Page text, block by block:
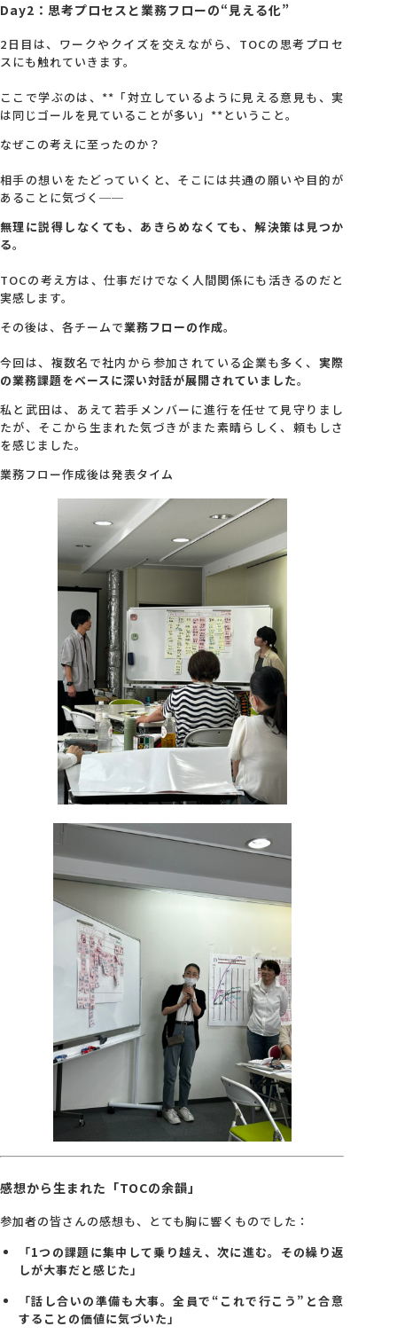
Day2：思考プロセスと業務フローの“見える化”
2日目は、ワークやクイズを交えながら、TOCの思考プロセ
スにも触れていきます。
ここで学ぶのは、**「対立しているように見える意見も、実
は同じゴールを見ていることが多い」**ということ。
なぜこの考えに至ったのか？
相手の想いをたどっていくと、そこには共通の願いや目的が
あることに気づく──
無理に説得しなくても、あきらめなくても、解決策は見つか
る。
TOCの考え方は、仕事だけでなく人間関係にも活きるのだと
実感します。
その後は、各チームで業務フローの作成。
今回は、複数名で社内から参加されている企業も多く、 実際
の業務課題をベースに深い対話が展開されていました。
私と武田は、あえて若手メンバーに進行を任せて見守りまし
たが、そこから生まれた気づきがまた素晴らしく、頼もしさ
を感じました。
業務フロー作成後は発表タイム
感想から生まれた「TOCの余韻」
参加者の皆さんの感想も、とても胸に響くものでした：
「1つの課題に集中して乗り越え、次に進む。その繰り返
しが大事だと感じた」
「話し合いの準備も大事。全員で“これで行こう”と合意
することの価値に気づいた」